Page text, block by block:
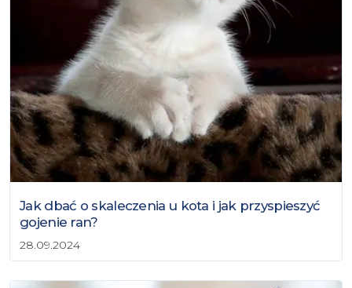
Jak dbać o skaleczenia u kota i jak przyspieszyć
gojenie ran?
28.09.2024